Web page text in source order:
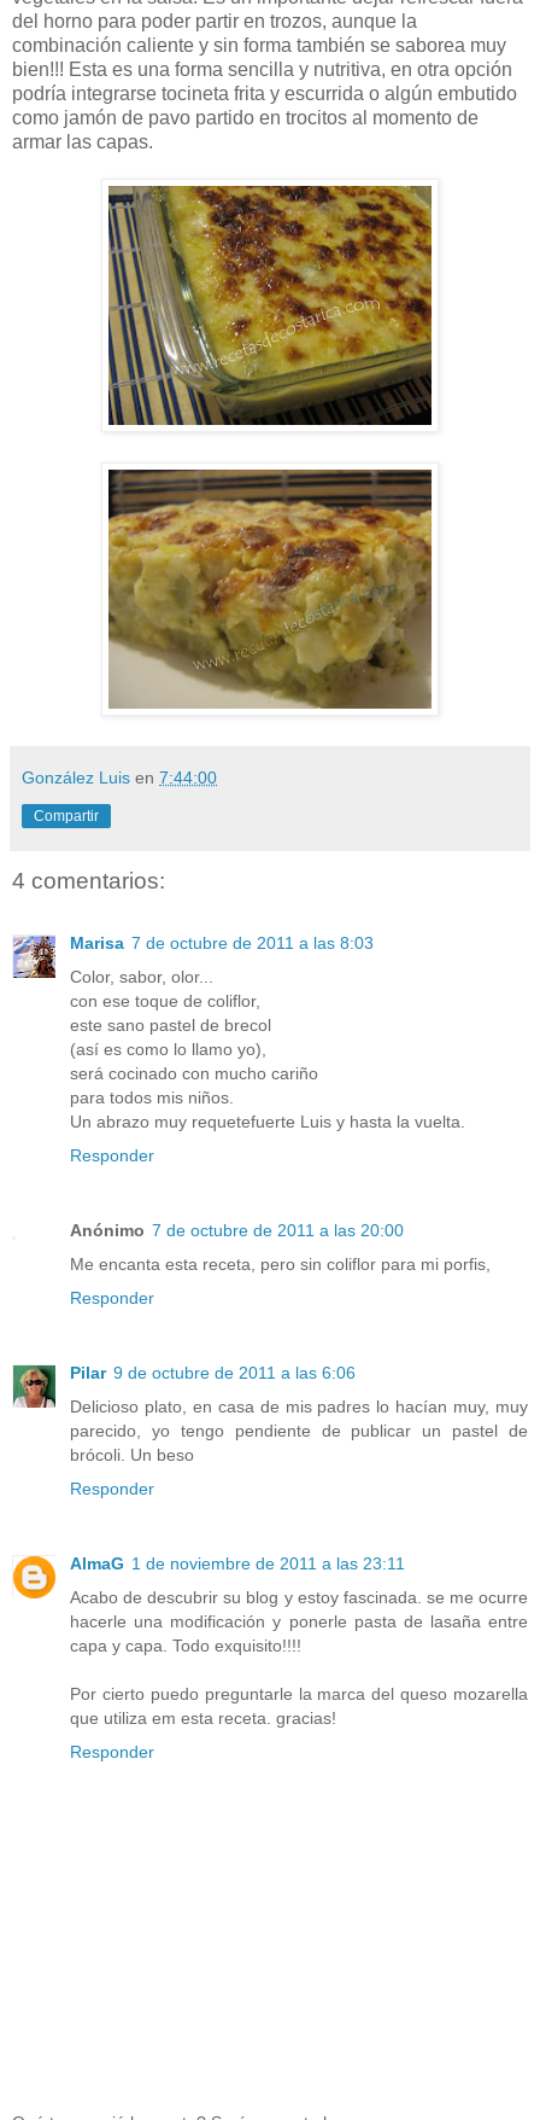
del horno para poder partir en trozos, aunque la
combinación caliente y sin forma también se saborea muy
bien!!! Esta es una forma sencilla y nutritiva, en otra opción
podría integrarse tocineta frita y escurrida o algún embutido
como jamón de pavo partido en trocitos al momento de
armar las capas.
González Luis en 7:44:00
Compartir
4 comentarios:
Marisa 7 de octubre de 2011 a las 8:03
Color, sabor, olor...
con ese toque de coliflor,
este sano pastel de brecol
(así es como lo llamo yo),
será cocinado con mucho cariño
para todos mis niños.
Un abrazo muy requetefuerte Luis y hasta la vuelta.
Responder
Anónimo 7 de octubre de 2011 a las 20:00
Me encanta esta receta, pero sin coliflor para mi porfis,
Responder
Pilar 9 de octubre de 2011 a las 6:06
Delicioso plato, en casa de mis padres lo hacían muy, muy
parecido, yo tengo pendiente de publicar un pastel de
brócoli. Un beso
Responder
AlmaG 1 de noviembre de 2011 a las 23:11
Acabo de descubrir su blog y estoy fascinada. se me ocurre
hacerle una modificación y ponerle pasta de lasaña entre
capa y capa. Todo exquisito!!!!
Por cierto puedo preguntarle la marca del queso mozarella
que utiliza em esta receta. gracias!
Responder